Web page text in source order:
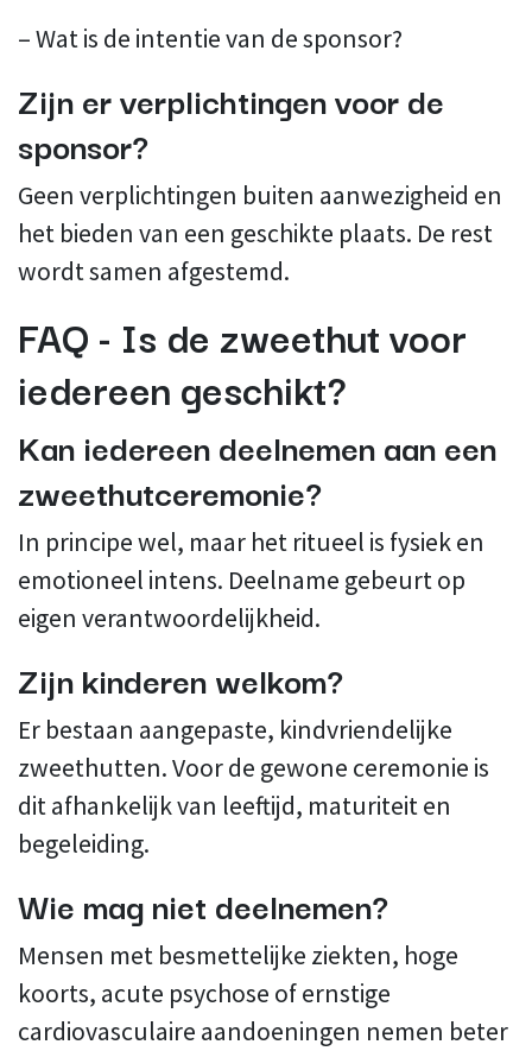
– Wat is de intentie van de sponsor?
Zijn er verplichtingen voor de
sponsor?
Geen verplichtingen buiten aanwezigheid en
het bieden van een geschikte plaats. De rest
wordt samen afgestemd.
FAQ - Is de zweethut voor
iedereen geschikt?
Kan iedereen deelnemen aan een
zweethutceremonie?
In principe wel, maar het ritueel is fysiek en
emotioneel intens. Deelname gebeurt op
eigen verantwoordelijkheid.
Zijn kinderen welkom?
Er bestaan aangepaste, kindvriendelijke
zweethutten. Voor de gewone ceremonie is
dit afhankelijk van leeftijd, maturiteit en
begeleiding.
Wie mag niet deelnemen?
Mensen met besmettelijke ziekten, hoge
koorts, acute psychose of ernstige
cardiovasculaire aandoeningen nemen beter